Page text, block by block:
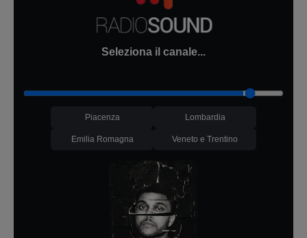
Seleziona il canale...
Piacenza Lombardia
Emilia Romagna Veneto e Trentino